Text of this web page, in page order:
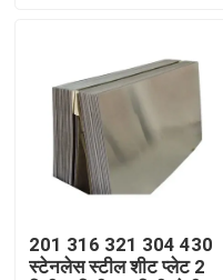
समाचार
मामलों
रंग लेपित इस्पात का तार
201 316 321 304 430
स्टेनलेस स्टील शीट प्लेट 2